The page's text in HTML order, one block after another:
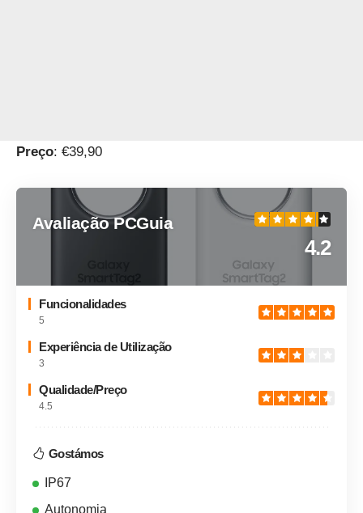
Preço: €39,90
Avaliação PCGuia
4.2
Funcionalidades
5
Experiência de Utilização
3
Qualidade/Preço
4.5
Gostámos
IP67
Autonomia